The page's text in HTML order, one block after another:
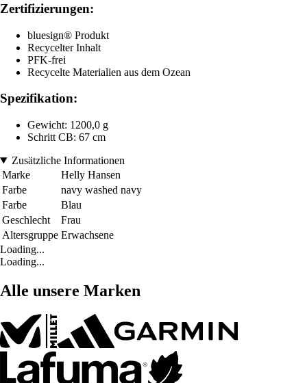
Zertifizierungen:
bluesign® Produkt
Recycelter Inhalt
PFK-frei
Recycelte Materialien aus dem Ozean
Spezifikation:
Gewicht: 1200,0 g
Schritt CB: 67 cm
Zusätzliche Informationen
Marke
Helly Hansen
Farbe
navy washed navy
Farbe
Blau
Geschlecht
Frau
Altersgruppe Erwachsene
Loading...
Loading...
Alle unsere Marken